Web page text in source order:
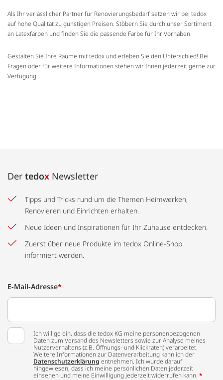
Als Ihr verlässlicher Partner für Renovierungsbedarf setzen wir bei tedox
auf hohe Qualität zu günstigen Preisen. Stöbern Sie durch unser Sortiment
an Latexfarben und finden Sie die passende Farbe für Ihr Vorhaben.
Gestalten Sie Ihre Räume mit tedox und erleben Sie den Unterschied! Bei
Fragen oder für weitere Informationen stehen wir Ihnen jederzeit gerne zur
Verfügung.
Der tedox Newsletter
Tipps und Tricks rund um die Themen Heimwerken,
Renovieren und Einrichten erhalten.
Neue Ideen und Inspirationen für Ihr Zuhause entdecken.
Zuerst über neue Produkte im tedox Online-Shop
informiert werden.
E-Mail-Adresse*
Ich willige ein, dass die tedox KG meine personenbezogenen
Daten zum Versand des Newsletters sowie zur Analyse meines
Nutzerverhaltens (z.B. Öffnungs- und Klickraten) verarbeitet.
Weitere Informationen zur Datenverarbeitung kann ich der
Datenschutzerklärung entnehmen. Ich wurde darauf
hingewiesen, dass ich meine persönlichen Daten jederzeit
einsehen und meine Einwilligung jederzeit widerrufen kann. *